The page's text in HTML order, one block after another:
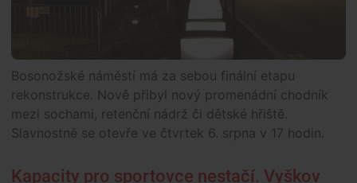
Bosonožské náměstí má za sebou finální etapu
rekonstrukce. Nově přibyl nový promenádní chodník
mezi sochami, retenční nádrž či dětské hřiště.
Slavnostně se otevře ve čtvrtek 6. srpna v 17 hodin.
Kapacity pro sportovce nestačí. Vyškov